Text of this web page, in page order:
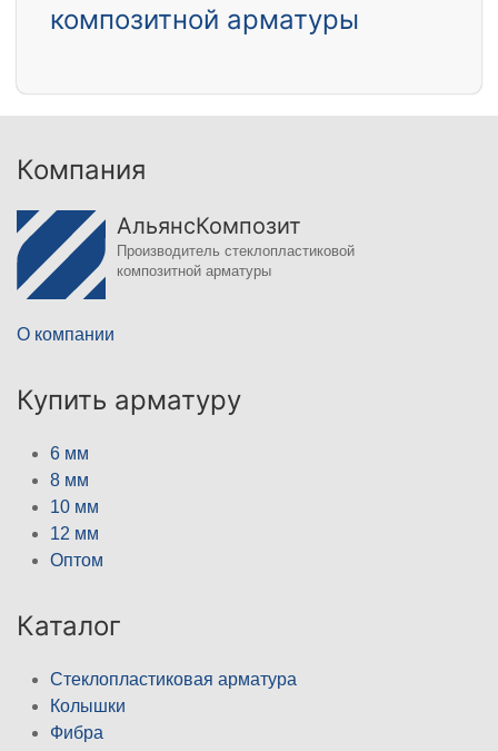
композитной арматуры
Компания
АльянсКомпозит
Производитель стеклопластиковой
композитной арматуры
О компании
Купить арматуру
6 мм
8 мм
10 мм
12 мм
Оптом
Каталог
Стеклопластиковая арматура
Колышки
Фибра